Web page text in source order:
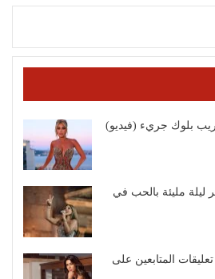
بلوك جريء (فيديو)
مليئة بالحب في
المتابعين على